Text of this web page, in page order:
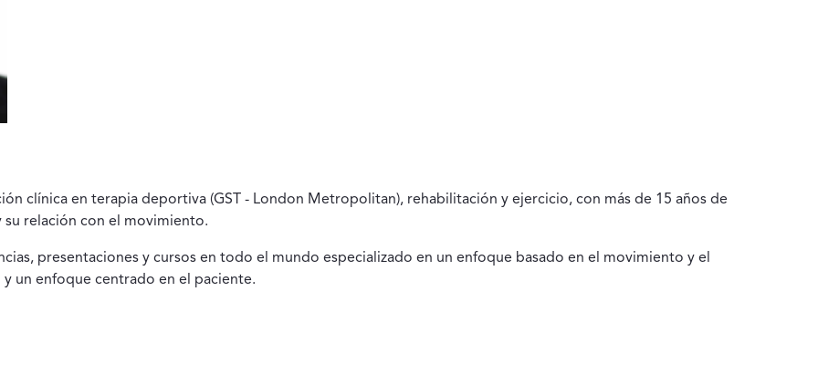
clínica en terapia deportiva (GST - London Metropolitan), rehabilitación y ejercicio, con más de 15 años de
relación con el movimiento.
presentaciones y cursos en todo el mundo especializado en un enfoque basado en el movimiento y el
un enfoque centrado en el paciente.